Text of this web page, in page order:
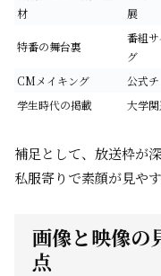
材
展
特番の舞台裏
番組
グ
CMメイキング 公式
学生時代の掲載
大学
補足として、放送枠が
私服寄りで素顔が見や
画像と映像の
点